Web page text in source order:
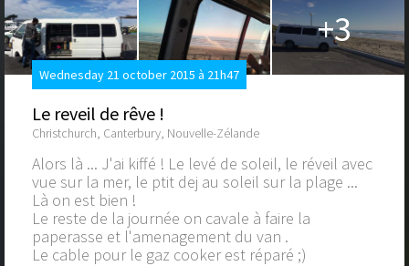
+3
Wednesday 21 october 2015 à 21h47
Le reveil de rêve !
Christchurch, Canterbury, Nouvelle-Zélande
Alors là ... J'ai kiffé ! Le levé de soleil, le réveil avec
vue sur la mer, le ptit dej au soleil sur la plage ...
Là on est bien !
Le reste de la journée on cavale à faire la
paperasse et l'amenagement du van .
Le cable pour le gaz cooker est réparé ;)